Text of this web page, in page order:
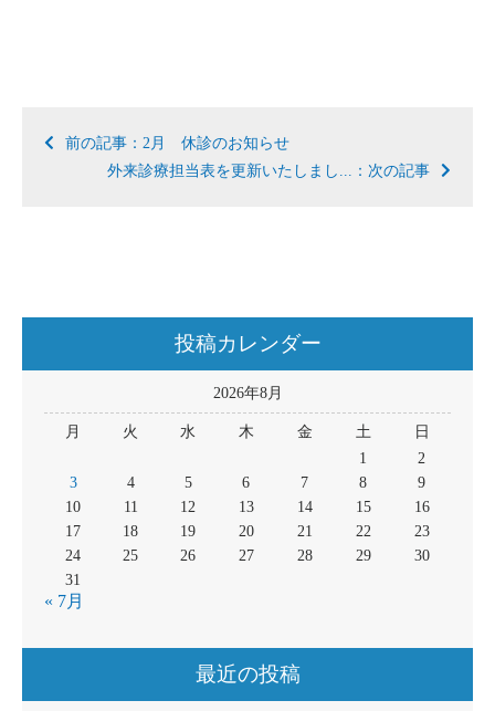
前の記事：2月 休診のお知らせ
外来診療担当表を更新いたしまし...：次の記事
投稿カレンダー
2026年8月
月 火 水 木 金 土
日
1
2
3
4 5 6 7 8
9
10
11 12 13 14 15
16
17
18 19 20 21 22
23
24
25 26 27 28 29
30
31
« 7月
最近の投稿